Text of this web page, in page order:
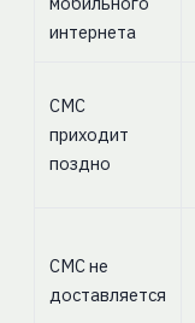
интернета
СМС
приходит
поздно
СМС не
доставляется